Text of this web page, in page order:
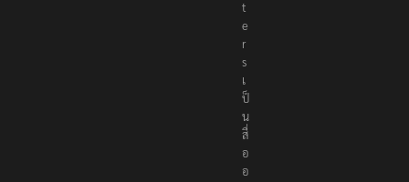
o
r
t
e
r
s
เ
ป็
น
สื่